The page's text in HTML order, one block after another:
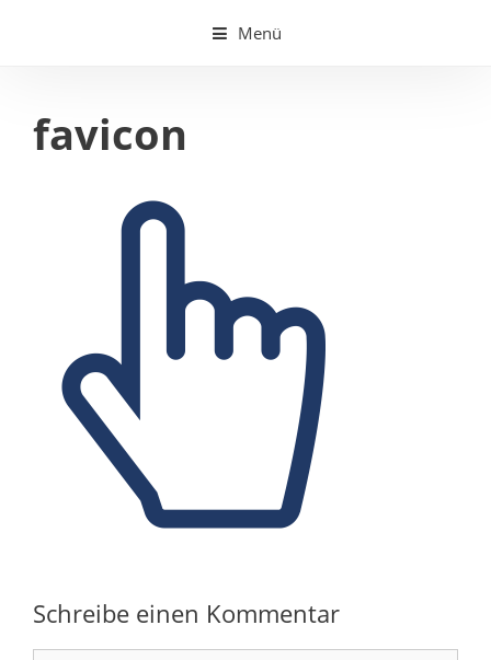
Menü
favicon
Schreibe einen Kommentar